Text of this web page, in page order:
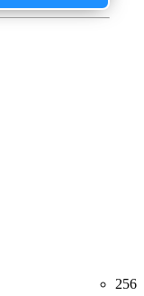
256